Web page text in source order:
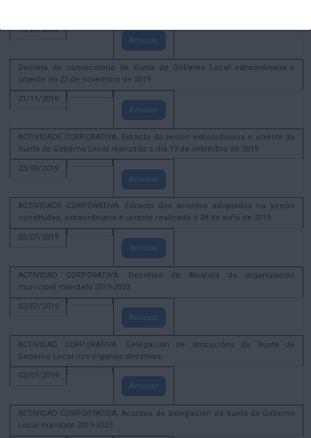
18/06/2020
Amosar
Decreto de convocatoria de Xunta de Goberno Local extraordinaria e
urxente do 22 de novembro de 2019
21/11/2019
Amosar
ACTIVIDADE CORPORATIVA. Extracto da sesión extraordinaria e urxente da
Xunta de Goberno Local realizada o día 19 de setembro de 2019
23/09/2019
Amosar
ACTIVIDADE CORPORATIVA. Extracto dos acordos adoptados na sesión
constitutiva, extraordinaria e urxente realizada o 28 de xuño de 2019
02/07/2019
Amosar
ACTIVIDAD CORPORATIVA. Decretos de Alcaldía de organización
municipal mandato 2019-2023.
02/07/2019
Amosar
ACTIVIDAD CORPORATIVA. Delegación de atricucións da Xunta de
Goberno Local nos órganos directivos.
02/07/2019
Amosar
ACTIVIDAD CORPORTATIVA. Acordos de delegación da Xunta de Goberno
Local mandato 2019-2023